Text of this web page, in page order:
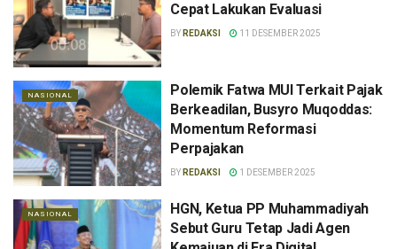
Cepat Lakukan Evaluasi
BY REDAKSI 11 DESEMBER 2025
NASIONAL
Polemik Fatwa MUI Terkait Pajak
Berkeadilan, Busyro Muqoddas:
Momentum Reformasi
Perpajakan
BY REDAKSI 1 DESEMBER 2025
NASIONAL
HGN, Ketua PP Muhammadiyah
Sebut Guru Tetap Jadi Agen